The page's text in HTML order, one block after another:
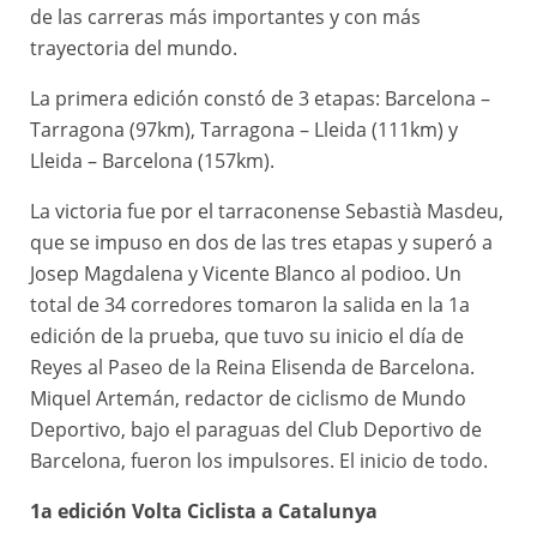
de las carreras más importantes y con más
trayectoria del mundo.
La primera edición constó de 3 etapas: Barcelona –
Tarragona (97km), Tarragona – Lleida (111km) y
Lleida – Barcelona (157km).
La victoria fue por el tarraconense Sebastià Masdeu,
que se impuso en dos de las tres etapas y superó a
Josep Magdalena y Vicente Blanco al podioo. Un
total de 34 corredores tomaron la salida en la 1a
edición de la prueba, que tuvo su inicio el día de
Reyes al Paseo de la Reina Elisenda de Barcelona.
Miquel Artemán, redactor de ciclismo de Mundo
Deportivo, bajo el paraguas del Club Deportivo de
Barcelona, fueron los impulsores. El inicio de todo.
1a edición Volta Ciclista a Catalunya